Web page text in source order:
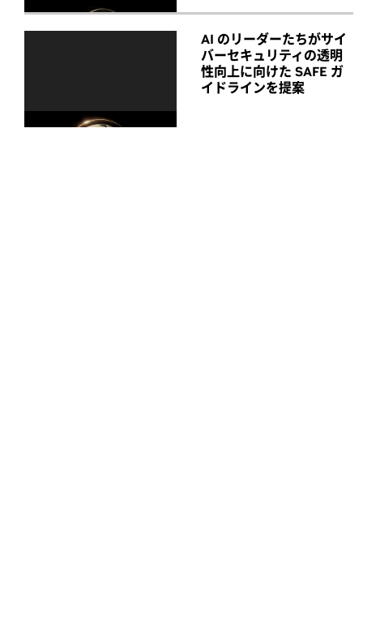
AI のリーダーたちがサイ
バーセキュリティの透明
性向上に向けた SAFE ガ
イドラインを提案